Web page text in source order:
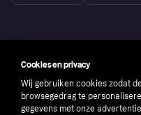
Cookies en privacy
Wij gebruiken cookies zodat
browsegedrag te
gegevens met onze